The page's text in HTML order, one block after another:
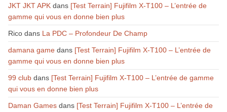
JKT JKT APKdans [Test Terrain] Fujifilm X-T100 – L’entrée de
gamme qui vous en donne bien plus
Ricodans La PDC – Profondeur De Champ
damana gamedans [Test Terrain] Fujifilm X-T100 – L’entrée de
gamme qui vous en donne bien plus
99 clubdans [Test Terrain] Fujifilm X-T100 – L’entrée de gamme
qui vous en donne bien plus
Daman Gamesdans [Test Terrain] Fujifilm X-T100 – L’entrée de